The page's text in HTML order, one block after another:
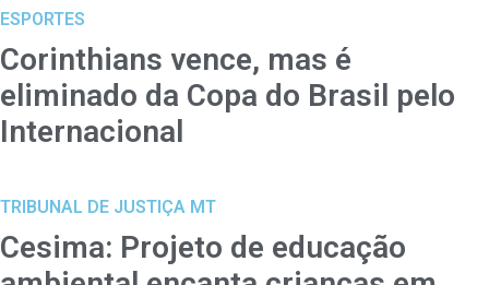
ESPORTES
Corinthians vence, mas é
eliminado da Copa do Brasil pelo
Internacional
TRIBUNAL DE JUSTIÇA MT
Cesima: Projeto de educação